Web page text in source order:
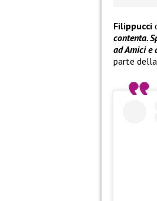
Filippucci
contenta.
ad Amici e
parte